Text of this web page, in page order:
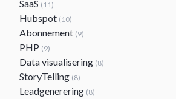
SaaS (11)
Hubspot (10)
Abonnement (9)
PHP (9)
Data visualisering (8)
StoryTelling (8)
Leadgenerering (8)